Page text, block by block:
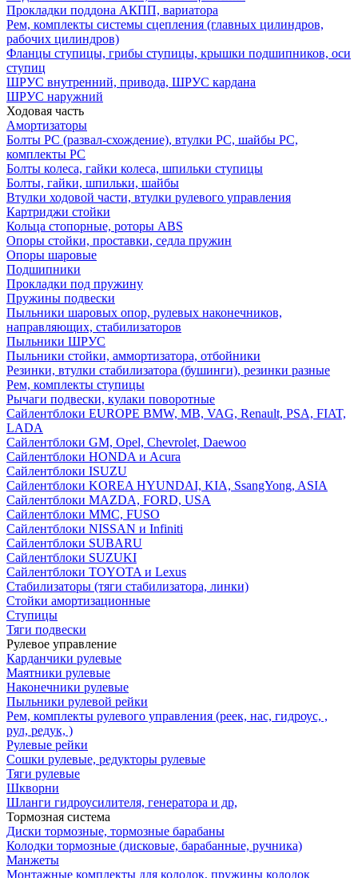
Прокладки поддона АКПП, вариатора
Рем, комплекты системы сцепления (главных цилиндров,
рабочих цилиндров)
Фланцы ступицы, грибы ступицы, крышки подшипников, оси
ступиц
ШРУС внутренний, привода, ШРУС кардана
ШРУС наружний
Ходовая часть
Амортизаторы
Болты РС (развал-схождение), втулки РС, шайбы РС,
комплекты РС
Болты колеса, гайки колеса, шпильки ступицы
Болты, гайки, шпильки, шайбы
Втулки ходовой части, втулки рулевого управления
Картриджи стойки
Кольца стопорные, роторы ABS
Опоры стойки, проставки, седла пружин
Опоры шаровые
Подшипники
Прокладки под пружину
Пружины подвески
Пыльники шаровых опор, рулевых наконечников,
направляющих, стабилизаторов
Пыльники ШРУС
Пыльники стойки, аммортизатора, отбойники
Резинки, втулки стабилизатора (бушинги), резинки разные
Рем, комплекты ступицы
Рычаги подвески, кулаки поворотные
Сайлентблоки EUROPE BMW, MB, VAG, Renault, PSA, FIAT,
LADA
Сайлентблоки GM, Opel, Chevrolet, Daewoo
Сайлентблоки HONDA и Acura
Сайлентблоки ISUZU
Сайлентблоки KOREA HYUNDAI, KIA, SsangYong, ASIA
Сайлентблоки MAZDA, FORD, USA
Сайлентблоки MMC, FUSO
Сайлентблоки NISSAN и Infiniti
Сайлентблоки SUBARU
Сайлентблоки SUZUKI
Сайлентблоки TOYOTA и Lexus
Стабилизаторы (тяги стабилизатора, линки)
Стойки амортизационные
Ступицы
Тяги подвески
Рулевое управление
Карданчики рулевые
Маятники рулевые
Наконечники рулевые
Пыльники рулевой рейки
Рем, комплекты рулевого управления (реек, нас, гидроус, ,
рул, редук, )
Рулевые рейки
Сошки рулевые, редукторы рулевые
Тяги рулевые
Шкворни
Шланги гидроусилителя, генератора и др,
Тормозная система
Диски тормозные, тормозные барабаны
Колодки тормозные (дисковые, барабанные, ручника)
Манжеты
Монтажные комплекты для колодок, пружины колодок